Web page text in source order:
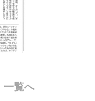
一覧へ